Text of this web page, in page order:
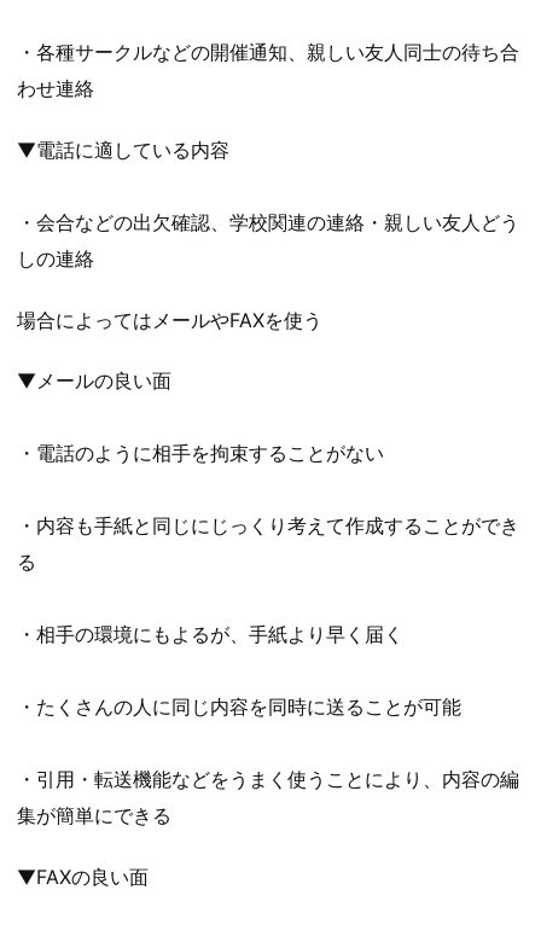
・各種サークルなどの開催通知、親しい友人同士の待ち合
わせ連絡
▼電話に適している内容
・会合などの出欠確認、学校関連の連絡・親しい友人どう
しの連絡
場合によってはメールやFAXを使う
▼メールの良い面
・電話のように相手を拘束することがない
・内容も手紙と同じにじっくり考えて作成することができ
る
・相手の環境にもよるが、手紙より早く届く
・たくさんの人に同じ内容を同時に送ることが可能
・引用・転送機能などをうまく使うことにより、内容の編
集が簡単にできる
▼FAXの良い面